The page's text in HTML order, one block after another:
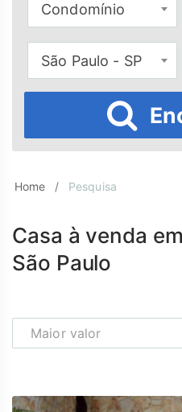
Condomínio
São Paulo - SP
Home Pesquisa
Casa à venda
São Paulo
Maior valor